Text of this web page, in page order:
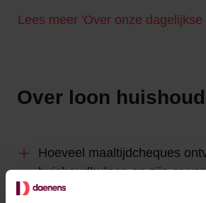
Lees meer 'Over onze
Over loon
Hoeveel maaltijdcheques
huishoudhulpen en zijn er
de gewesten?